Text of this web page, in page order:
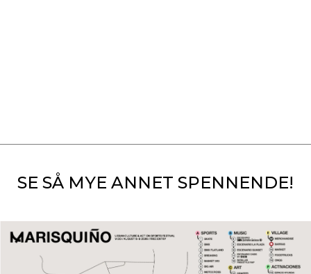
SE SÅ MYE ANNET SPENNENDE!